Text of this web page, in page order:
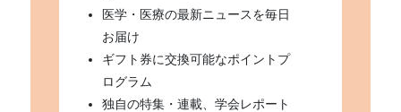
医学・医療の最新ニュースを毎日
お届け
ギフト券に交換可能なポイントプ
ログラム
独自の特集・連載、学会レポート